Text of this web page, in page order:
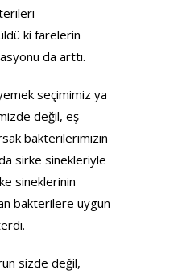
ki farelerin
da arttı.
seçimimiz ya
değil, eş
bakterilerimizin
sirke sinekleriyle
sineklerinin
bakterilere uygun
sizde değil,